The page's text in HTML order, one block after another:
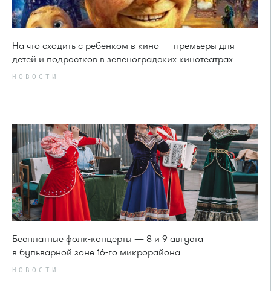
На что сходить с ребенком в кино — премьеры для
детей и подростков в зеленоградских кинотеатрах
НОВОСТИ
Бесплатные фолк-концерты — 8 и 9 августа
в бульварной зоне 16-го микрорайона
НОВОСТИ